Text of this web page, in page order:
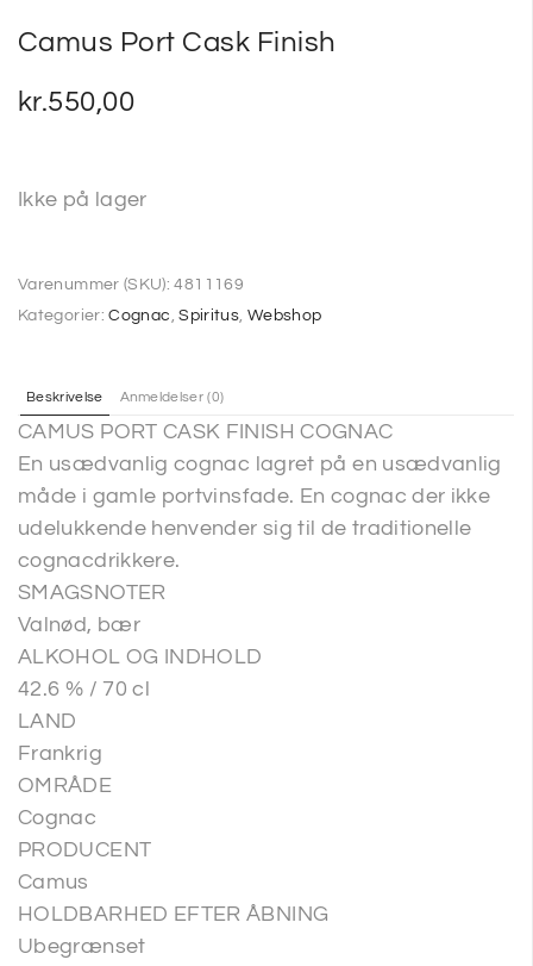
Camus Port Cask Finish
kr.550,00
Ikke på lager
Varenummer (SKU):4811169
Kategorier:Cognac ,Spiritus, Webshop
Beskrivelse Anmeldelser (0)
CAMUS PORT CASK FINISH COGNAC
En usædvanlig cognac lagret på en usædvanlig
måde i gamle portvinsfade. En cognac der ikke
udelukkende henvender sig til de traditionelle
cognacdrikkere.
SMAGSNOTER
Valnød, bær
ALKOHOL OG INDHOLD
42.6 % / 70 cl
LAND
Frankrig
OMRÅDE
Cognac
PRODUCENT
Camus
HOLDBARHED EFTER ÅBNING
Ubegrænset